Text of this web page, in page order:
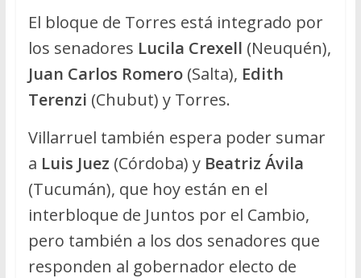
El bloque de Torres está integrado por
los senadores Lucila Crexell (Neuquén),
Juan Carlos Romero(Salta), Edith
Terenzi (Chubut) y Torres.
Villarruel también espera poder sumar
a Luis Juez (Córdoba) y Beatriz Ávila
(Tucumán), que hoy están en el
interbloque de Juntos por el Cambio,
pero también a los dos senadores que
responden al gobernador electo de